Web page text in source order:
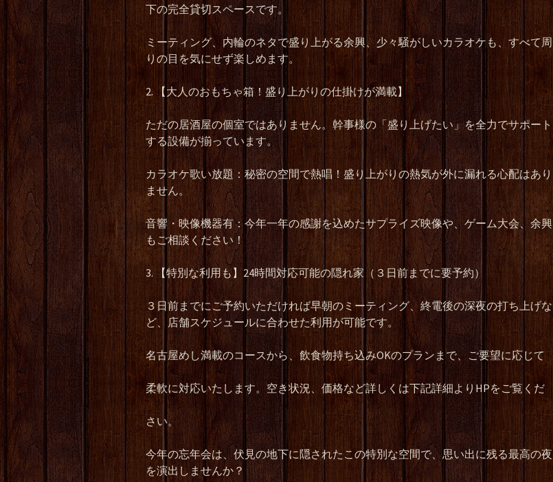
下の完全貸切スペースです。
ミーティング、内輪のネタで盛り上がる余興、少々騒がしいカラオケも、すべて周
りの目を気にせず楽しめます。
2. 【大人のおもちゃ箱！盛り上がりの仕掛けが満載】
ただの居酒屋の個室ではありません。幹事様の「盛り上げたい」を全力でサポート
する設備が揃っています。
カラオケ歌い放題：秘密の空間で熱唱！盛り上がりの熱気が外に漏れる心配はあり
ません。
音響・映像機器有：今年一年の感謝を込めたサプライズ映像や、ゲーム大会、余興
もご相談ください！
3. 【特別な利用も】24時間対応可能の隠れ家（３日前までに要予約）
３日前までにご予約いただければ早朝のミーティング、終電後の深夜の打ち上げな
ど、店舗スケジュールに合わせた利用が可能です。
名古屋めし満載のコースから、飲食物持ち込みOKのプランまで、ご要望に応じて
柔軟に対応いたします。空き状況、価格など詳しくは下記詳細よりHPをご覧くだ
さい。
今年の忘年会は、伏見の地下に隠されたこの特別な空間で、思い出に残る最高の夜
を演出しませんか？